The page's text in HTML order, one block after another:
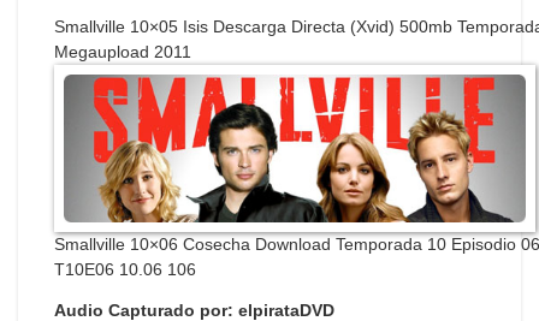
Smallville 10×05 Isis Descarga Directa (Xvid) 500mb
Megaupload 2011
Smallville 10×06 Cosecha Download Temporada 10 Episodio 06
T10E06 10.06 106
Audio Capturado por: elpirataDVD